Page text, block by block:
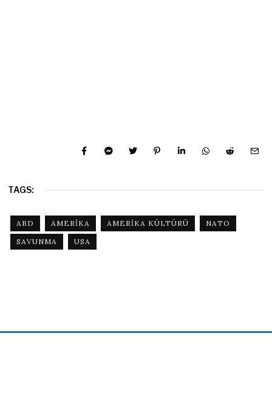
TAGS:
ABD AMERIKA AMERIKA KÜLTÜRÜ
NATO
SAVUNMA
USA